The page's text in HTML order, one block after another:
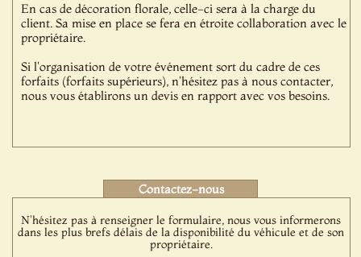
En cas de décoration florale, celle-ci sera à la charge du
client. Sa mise en place se fera en étroite collaboration avec le
propriétaire.
Si l'organisation de votre événement sort du cadre de ces
forfaits (forfaits supérieurs), n'hésitez pas à nous contacter,
nous vous établirons un devis en rapport avec vos besoins.
Contactez-nous
N'hésitez pas à renseigner le formulaire, nous vous informerons
dans les plus brefs délais de la disponibilité du véhicule et de son
propriétaire.